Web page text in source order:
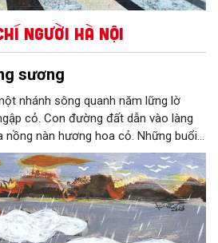
Người Hà Nội
sương
nhánh sông quanh năm lững lờ
cỏ. Con đường đất dẫn vào làng
nồng nàn hương hoa cỏ. Những buổi
xuống phía cuối sông, đám hoa tím
rắc lên một lớp khói.